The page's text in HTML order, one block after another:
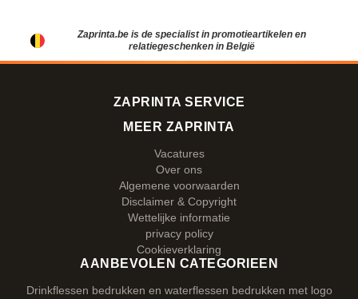
Zaprinta.be is de specialist in promotieartikelen en
relatiegeschenken in België
ZAPRINTA SERVICE
MEER ZAPRINTA
Vacatures
Over ons
Algemene voorwaarden
Disclaimer & Copyright
Wettelijke informatie
privacy policy
Cookieverklaring
AANBEVOLEN CATEGORIEEN
Drinkflessen bedrukken en waterflessen bedrukken met logo